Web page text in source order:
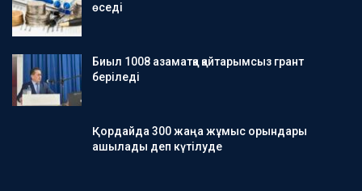
өседі
Биыл 1008 азаматқа қайтарымсыз грант
беріледі
Қордайда 300 жаңа жұмыс орындары
ашылады деп күтілуде